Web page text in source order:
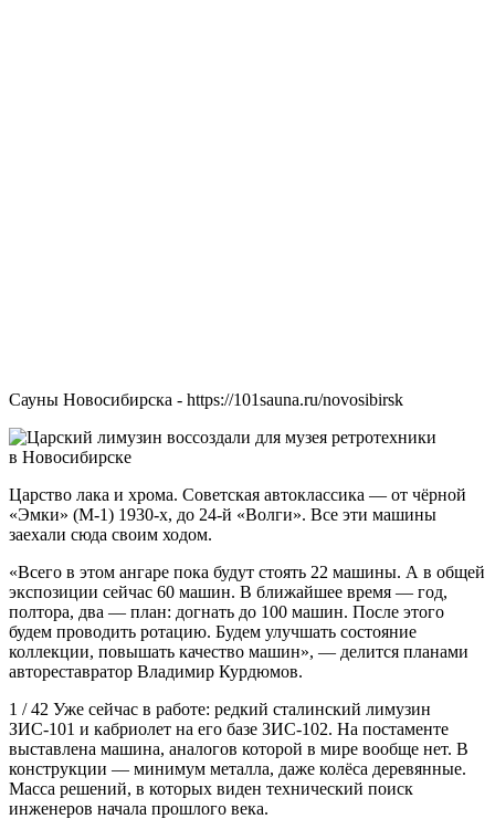
Сауны Новосибирска - https://101sauna.ru/novosibirsk
Царство лака и хрома. Советская автоклассика — от чёрной
«Эмки» (М-1) 1930-х, до 24-й «Волги». Все эти машины
заехали сюда своим ходом.
«Всего в этом ангаре пока будут стоять 22 машины. А в общей
экспозиции сейчас 60 машин. В ближайшее время — год,
полтора, два — план: догнать до 100 машин. После этого
будем проводить ротацию. Будем улучшать состояние
коллекции, повышать качество машин», — делится планами
автореставратор Владимир Курдюмов.
1 / 42 Уже сейчас в работе: редкий сталинский лимузин
ЗИС-101 и кабриолет на его базе ЗИС-102. На постаменте
выставлена машина, аналогов которой в мире вообще нет. В
конструкции — минимум металла, даже колёса деревянные.
Масса решений, в которых виден технический поиск
инженеров начала прошлого века.